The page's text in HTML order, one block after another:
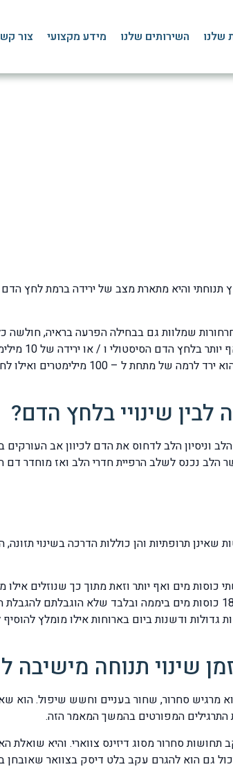
שלנו השירותים שלנו מידע מקצועי צור
והיא מתארת מצב של ירידה ברמת לחץ
שמלוות גם בבחילה הפרעה בראיה, חולשה
בבדיקה מהירה
שינויי בלחץ הדם?
וניסיון הלב לדחוס את הדם לכיוון אב
הלב נכנס לשלב הרפיית חדרי הלב ואז מוחדר
שאינן תרופתיות והן כוללות הדרכה בשינוי
מים ואף יותר וזאת מתוך כך שנוזלים אילו
הפלזמה שבדם. כלומר להגביר את מאזן הנוזלים שבגוף ולכן לשתות ב-ן 6 לבין 18 כוסות
ודשנות ביום בארוחות אילו מומלץ
שינוי תנוחה מישיבה
הוא מרגיש סחרור, שחור בעניים וחשש שיפול. הוא
המפורטים בהמשך המאמר הזה.
סחרור מסוג דיזינס צווארי. והיא שואלת